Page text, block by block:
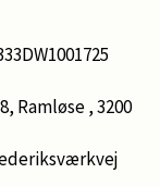
Ramløse , 3200